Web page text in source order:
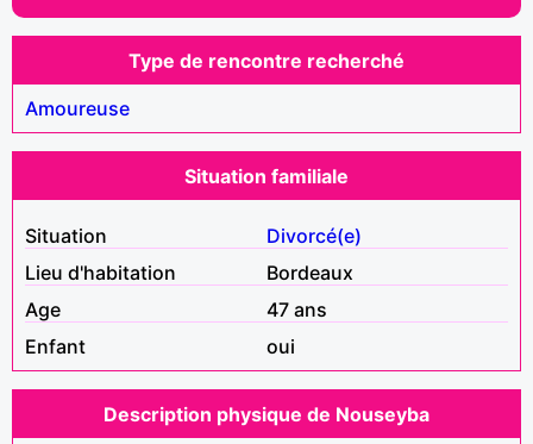
Type de rencontre recherché
Amoureuse
Situation familiale
Situation
Divorcé(e)
Lieu d'habitation
Bordeaux
Age
47 ans
Enfant
oui
Description physique de Nouseyba